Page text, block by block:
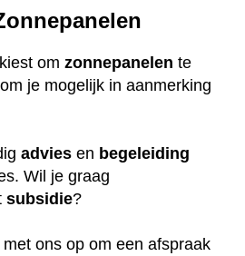
om zonnepanelen te
je mogelijk in aanmerking
advies en begeleiding
Wil je graag
subsidie?
met ons op om een afspraak